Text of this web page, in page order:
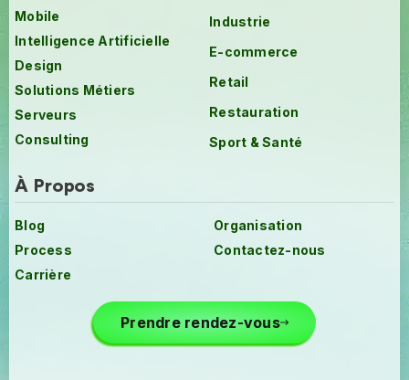
Mobile
Intelligence Artificielle
Design
Solutions Métiers
Serveurs
Consulting
Industrie
E-commerce
Retail
Restauration
Sport & Santé
À Propos
Blog
Organisation
Process
Contactez-nous
Carrière
Prendre rendez-vous